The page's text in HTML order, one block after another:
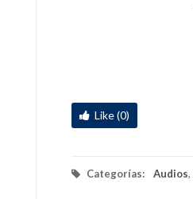
Like (0)
Categorías: Audios,